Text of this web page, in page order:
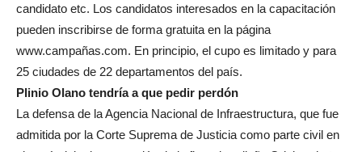
candidato etc. Los candidatos interesados en la capacitación
pueden inscribirse de forma gratuita en la página
www.campañas.com. En principio, el cupo es limitado y para
25 ciudades de 22 departamentos del país.
Plinio Olano tendría a que pedir perdón
La defensa de la Agencia Nacional de Infraestructura, que fue
admitida por la Corte Suprema de Justicia como parte civil en